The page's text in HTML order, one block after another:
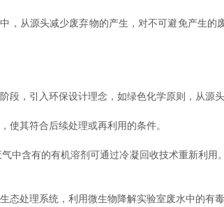
从源头减少废弃物的产生，对不可避免产生的
，引入环保设计理念，如绿色化学原则，从源头
其符合后续处理或再利用的条件。
含有的有机溶剂可通过冷凝回收技术重新利用
处理系统，利用微生物降解实验室废水中的有毒